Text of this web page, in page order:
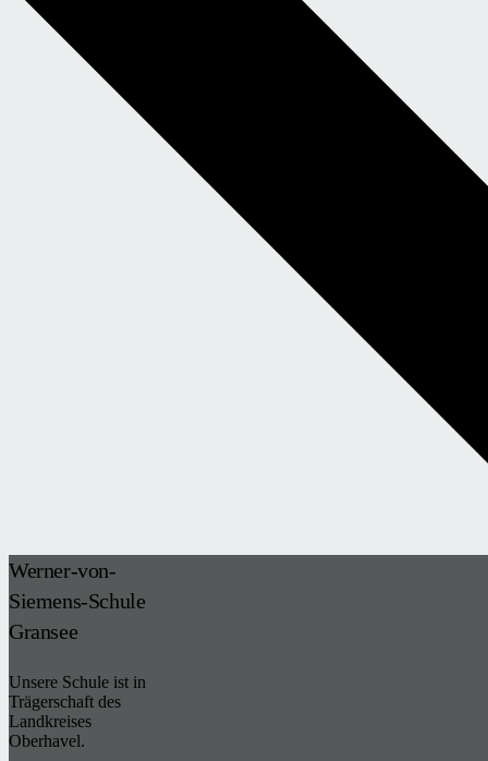
Werner-von-
Siemens-Schule
Gransee
Unsere Schule ist in
Trägerschaft des
Landkreises
Oberhavel.